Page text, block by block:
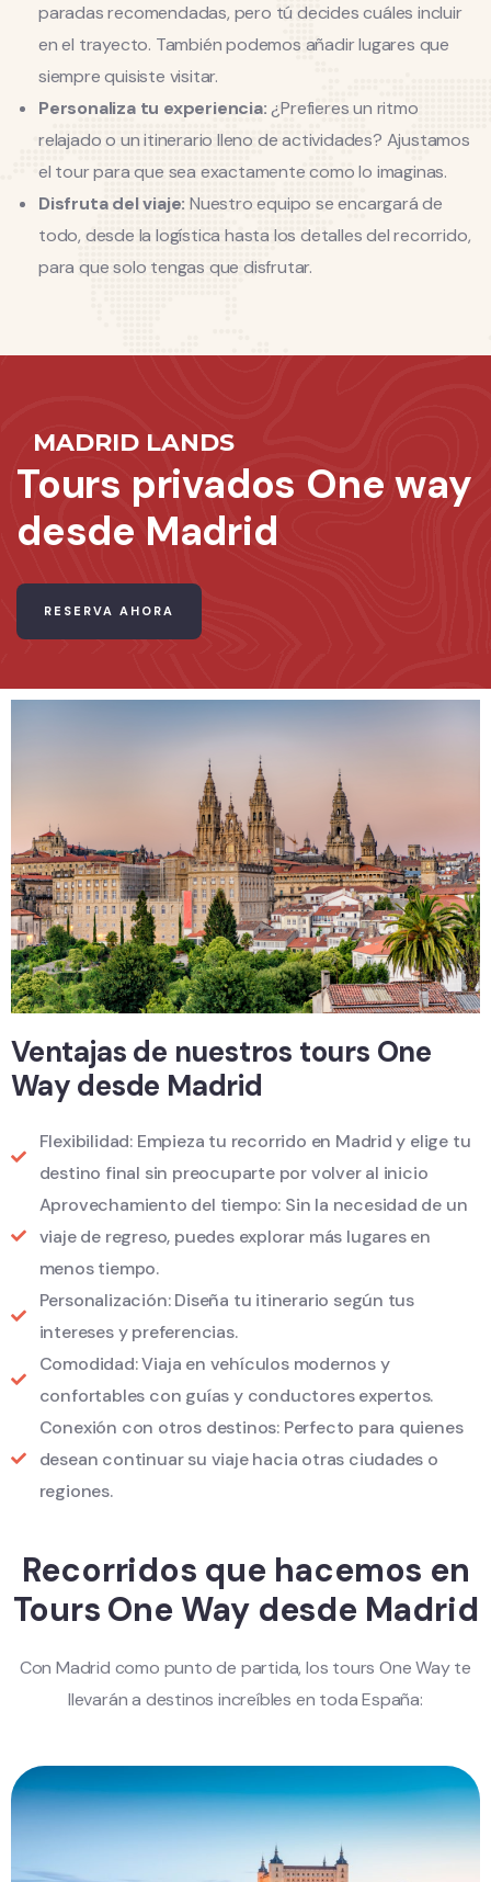
paradas recomendadas, pero tú decides cuáles incluir
en el trayecto. También podemos añadir lugares que
siempre quisiste visitar.
Personaliza tu experiencia:¿Prefieres un ritmo
relajado o un itinerario lleno de actividades? Ajustamos
el tour para que sea exactamente como lo imaginas.
Disfruta del viaje: Nuestro equipo se encargará de
todo, desde la logística hasta los detalles del recorrido,
para que solo tengas que disfrutar.
MADRID LANDS
Tours privados One way
desde Madrid
RESERVA AHORA
Ventajas de nuestros tours One
Way desde Madrid
Flexibilidad: Empieza tu recorrido en Madrid y elige tu
destino final sin preocuparte por volver al inicio
Aprovechamiento del tiempo: Sin la necesidad de un
viaje de regreso, puedes explorar más lugares en
menos tiempo.
Personalización: Diseña tu itinerario según tus
intereses y preferencias.
Comodidad: Viaja en vehículos modernos y
confortables con guías y conductores expertos.
Conexión con otros destinos: Perfecto para quienes
desean continuar su viaje hacia otras ciudades o
regiones.
Recorridos que hacemos en
Tours One Way desde Madrid
Con Madrid como punto de partida, los tours One Way te
llevarán a destinos increíbles en toda España: